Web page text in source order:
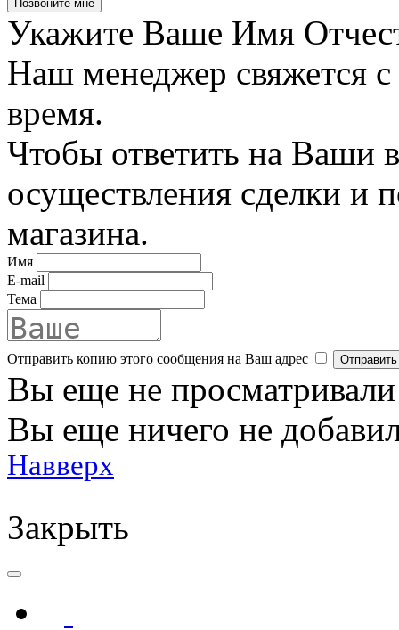
Укажите Ваше Имя
Наш менеджер свяжется
время.
Чтобы ответить на Ваши
осуществления сделки и
магазина.
Имя
E-mail
Тема
Отправить копию этого сообщения на Ваш адрес
Вы еще не
Вы еще ничего не
Навверх
Закрыть